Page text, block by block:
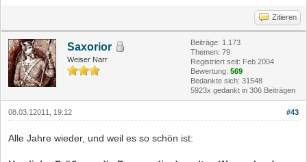
Zitieren
Saxorior
Weiser Narr
Beiträge: 1.173
Themen: 79
Registriert seit: Feb 2004
Bewertung: 569
Bedankte sich: 31548
5923x gedankt in 306 Beiträgen
#43
08.03.12011, 19:12
Alle Jahre wieder, und weil es so schön ist: